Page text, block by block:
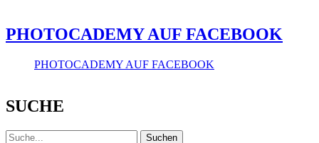
PHOTOCADEMY AUF FACEBOOK
PHOTOCADEMY AUF FACEBOOK
SUCHE
Suche